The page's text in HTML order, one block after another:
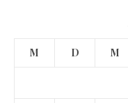
M D M